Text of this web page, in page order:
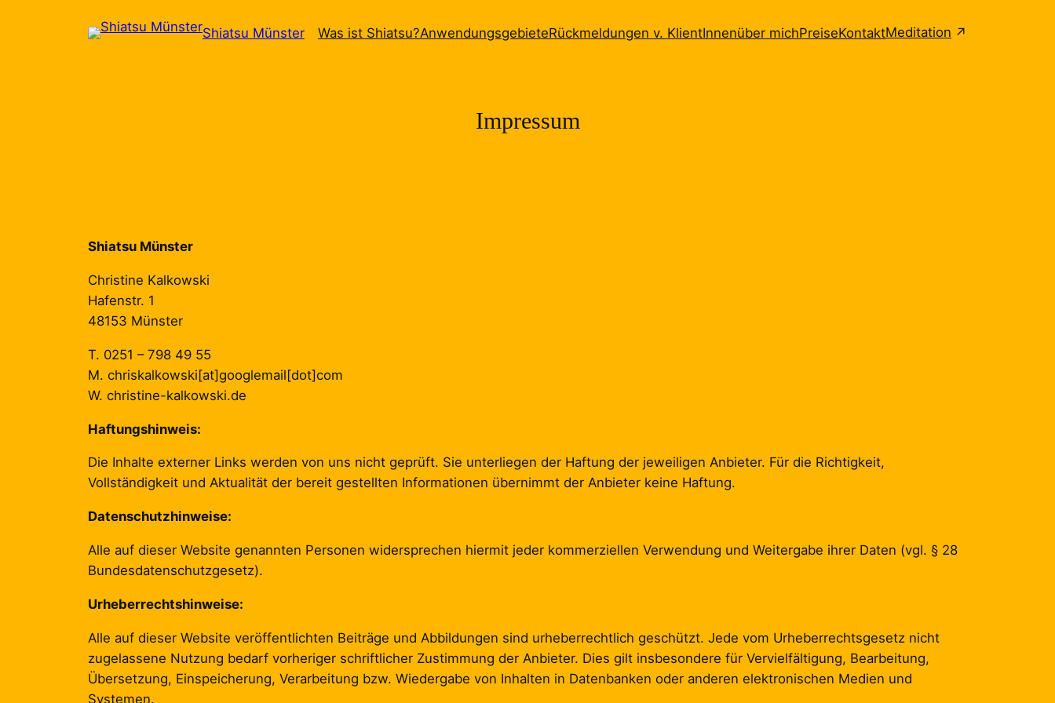
Shiatsu Münster Was ist Shiatsu?AnwendungsgebieteRückmeldungen v. KlientInnenüber michPreiseKontaktMeditation
Impressum
Shiatsu Münster
Christine Kalkowski
Hafenstr. 1
48153 Münster
T. 0251 – 798 49 55
M. chriskalkowski[at]googlemail[dot]com
W. christine-kalkowski.de
Haftungshinweis:
Die Inhalte externer Links werden von uns nicht geprüft. Sie unterliegen der Haftung der jeweiligen Anbieter. Für die Richtigkeit,
Vollständigkeit und Aktualität der bereit gestellten Informationen übernimmt der Anbieter keine Haftung.
Datenschutzhinweise:
Alle auf dieser Website genannten Personen widersprechen hiermit jeder kommerziellen Verwendung und Weitergabe ihrer Daten (vgl. § 28
Bundesdatenschutzgesetz).
Urheberrechtshinweise:
Alle auf dieser Website veröffentlichten Beiträge und Abbildungen sind urheberrechtlich geschützt. Jede vom Urheberrechtsgesetz nicht
zugelassene Nutzung bedarf vorheriger schriftlicher Zustimmung der Anbieter. Dies gilt insbesondere für Vervielfältigung, Bearbeitung,
Übersetzung, Einspeicherung, Verarbeitung bzw. Wiedergabe von Inhalten in Datenbanken oder anderen elektronischen Medien und
Systemen.